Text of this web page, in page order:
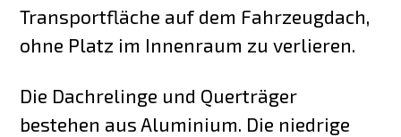
Transportfläche auf dem Fahrzeugdach,
ohne Platz im Innenraum zu verlieren.
Die Dachrelinge und Querträger
bestehen aus Aluminium. Die niedrige